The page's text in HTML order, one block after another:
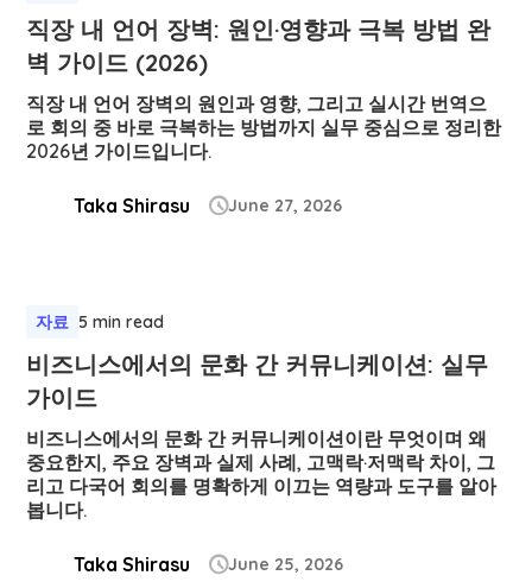
직장 내 언어 장벽: 원인·영향과 극복 방법 완
벽 가이드 (2026)
직장 내 언어 장벽의 원인과 영향, 그리고 실시간 번역으
로 회의 중 바로 극복하는 방법까지 실무 중심으로 정리한
2026년 가이드입니다.
Taka Shirasu June 27, 2026
자료 5 min read
비즈니스에서의 문화 간 커뮤니케이션: 실무
가이드
비즈니스에서의 문화 간 커뮤니케이션이란 무엇이며 왜
중요한지, 주요 장벽과 실제 사례, 고맥락·저맥락 차이, 그
리고 다국어 회의를 명확하게 이끄는 역량과 도구를 알아
봅니다.
Taka Shirasu June 25, 2026